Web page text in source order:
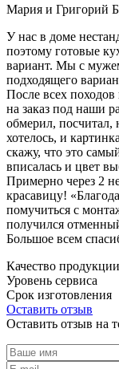
Мария и Григорий
У нас в доме
поэтому готовые
вариант. Мы с
подходящего
После всех
на заказ под наши
обмерил, посчитал,
хотелось, и
скажу, что это
вписалась и цвет
Примерно через 2
красавицу!
помучиться с
получился
Большое всем
Качество продукции
Уровень сервиса
Срок изготовления
Оставить отзыв
Оставить отзыв на